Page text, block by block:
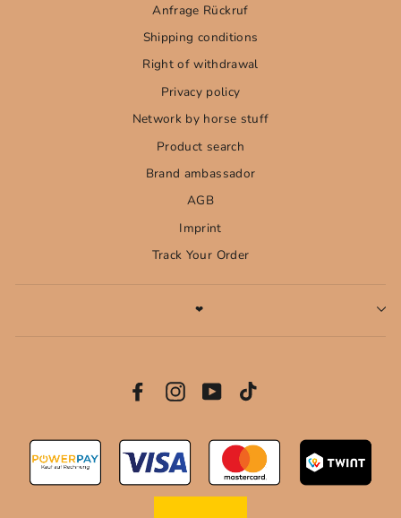
Anfrage Rückruf
Shipping conditions
Right of withdrawal
Privacy policy
Network by horse stuff
Product search
Brand ambassador
AGB
Imprint
Track Your Order
❤
FacebookInstagramYouTube